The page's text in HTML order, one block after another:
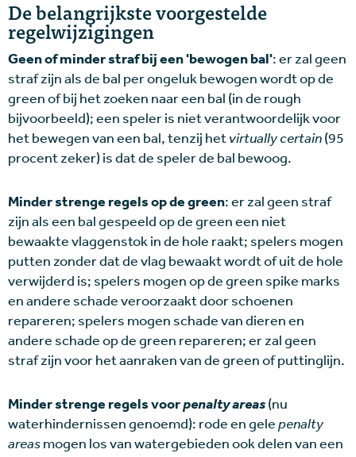
De belangrijkste voorgestelde
regelwijzigingen
Geen of minder straf bij een 'bewogen bal': er zal geen
straf zijn als de bal per ongeluk bewogen wordt op de
green of bij het zoeken naar een bal (in de rough
bijvoorbeeld); een speler is niet verantwoordelijk voor
het bewegen van een bal, tenzij hetvirtually certain(95
procent zeker) is dat de speler de bal bewoog.
Minder strenge regels op de green: er zal geen straf
zijn als een bal gespeeld op de green een niet
bewaakte vlaggenstok in de hole raakt; spelers mogen
putten zonder dat de vlag bewaakt wordt of uit de hole
verwijderd is; spelers mogen op de green spike marks
en andere schade veroorzaakt door schoenen
repareren; spelers mogen schade van dieren en
andere schade op de green repareren; er zal geen
straf zijn voor het aanraken van de green of puttinglijn.
Minder strenge regels voorpenalty areas(nu
waterhindernissen genoemd): rode en gelepenalty
areasmogen los van watergebieden ook delen van een